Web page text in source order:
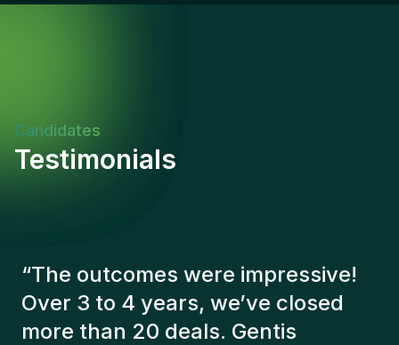
du Rôle et Indicateurs de SuccèsCe poste offre
l'opportunité de contribuer directement à des
projets d'infrastructure majeurs tout en optimisant
Candidates
Testimonials
“The Gentis consultants have
always taken a number of factors
into account in order to present us